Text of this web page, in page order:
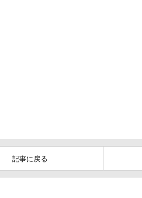
記事に戻る